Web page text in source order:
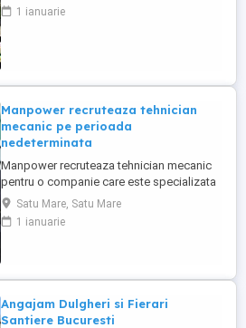
executia si punerea in functiune de
instalatii electrice de joasa tensiune; Ai
1 ianuarie
Manpower recruteaza tehnician
mecanic pe perioada
nedeterminata
Manpower recruteaza tehnician mecanic
pentru o companie care este specializata
în producția de sisteme electrice și
cablaje auto, inclusiv pentru vehicule cu
tensiuni inalte componente critice pentru
reparatii mecanice ...
Satu Mare, Satu Mare
1 ianuarie
Angajam Dulgheri si Fierari
Santiere Bucuresti